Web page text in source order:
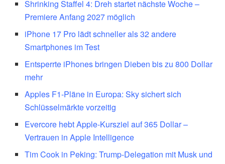
Shrinking Staffel 4: Dreh startet nächste Woche –
Premiere Anfang 2027 möglich
iPhone 17 Pro lädt schneller als 32 andere
Smartphones im Test
Entsperrte iPhones bringen Dieben bis zu 800 Dollar
mehr
Apples F1-Pläne in Europa: Sky sichert sich
Schlüsselmärkte vorzeitig
Evercore hebt Apple-Kursziel auf 365 Dollar –
Vertrauen in Apple Intelligence
Tim Cook in Peking: Trump-Delegation mit Musk und